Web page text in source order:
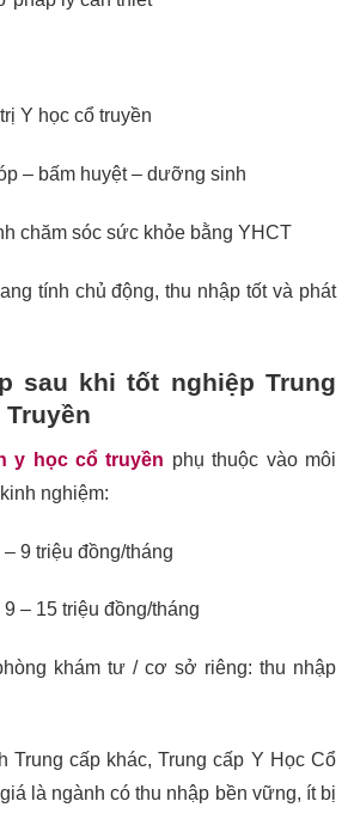
Y học cổ truyền
– bấm huyệt – dưỡng sinh
chăm sóc sức khỏe bằng YHCT
tính chủ động, thu nhập tốt và phát
sau khi tốt nghiệp Trung
Truyền
y học cổ truyền phụ thuộc vào môi
nghiệm:
9 triệu đồng/tháng
– 15 triệu đồng/tháng
khám tư / cơ sở riêng: thu nhập
Trung cấp khác, Trung cấp Y Học Cổ
là ngành có thu nhập bền vững, ít bị